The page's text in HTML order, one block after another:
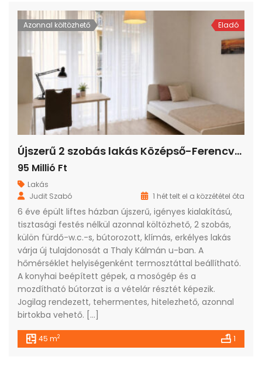
Azonnal költözhető Eladó
Újszerű 2 szobás lakás Középső-Ferencvárosban
95 Millió Ft
Lakás
Judit Szabó
1 hét telt el a közzététel óta
6 éve épült liftes házban újszerű, igényes kialakítású,
tisztasági festés nélkül azonnal költözhető, 2 szobás,
külön fürdő-w.c.-s, bútorozott, klímás, erkélyes lakás
várja új tulajdonosát a Thaly Kálmán u-ban. A
hőmérséklet helyiségenként termosztáttal beállítható.
A konyhai beépített gépek, a mosógép és a
mozdítható bútorzat is a vételár résztét képezik.
Jogilag rendezett, tehermentes, hitelezhető, azonnal
birtokba vehető. […]
45 m2 1